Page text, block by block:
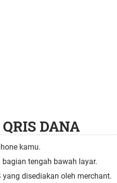
DANA
kamu.
bagian tengah bawah layar.
yang disediakan oleh merchant.